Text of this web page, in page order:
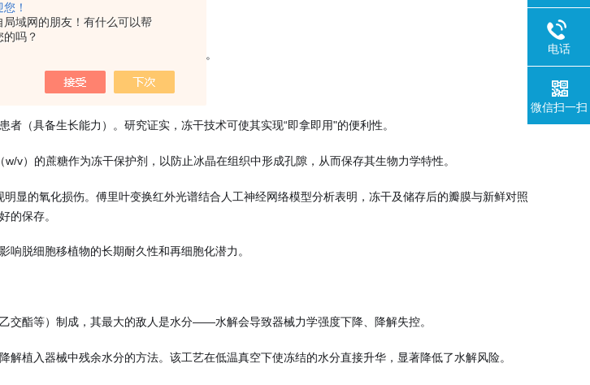
！
局域网的朋友！有什么可以帮
的吗？
程化的植入体，使其实现“货架式"供应。
者（具备生长能力）。研究证实，冻干技术可使其实现“即拿即用"的便利性。
v）的蔗糖作为冻干保护剂，以防止冰晶在组织中形成孔隙，从而保存其生物力学特性。
显的氧化损伤。傅里叶变换红外光谱结合人工神经网络模型分析表明，冻干及储存后的瓣膜与新鲜对照
的保存。
响脱细胞移植物的长期耐久性和再细胞化潜力。
交酯等）制成，其最大的敌人是水分——水解会导致器械力学强度下降、降解失控。
解植入器械中残余水分的方法。该工艺在低温真空下使冻结的水分直接升华，显著降低了水解风险。
电话
微信扫一扫